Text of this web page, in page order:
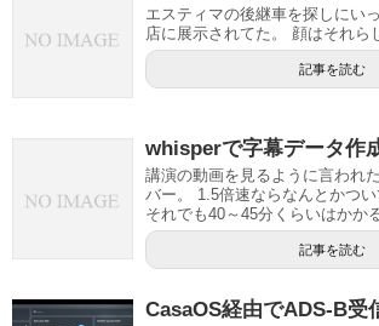
エスティマの後継車を探しにい
店に展示されてた。 顔はそれら
記事を読む
whisperで字幕データ作
講演の動画を見るように言われ
バー。 1.5倍速ならなんとかつい
それでも40～45分くらいはかか
記事を読む
CasaOS経由でADS-B受